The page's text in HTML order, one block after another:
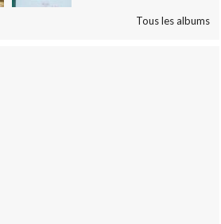
Tous les albums